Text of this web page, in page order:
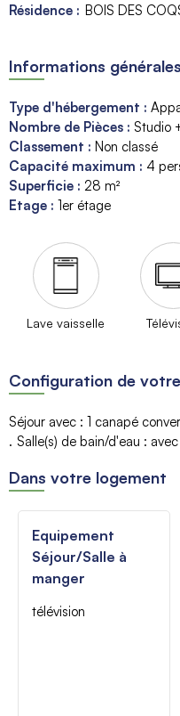
Résidence : BOIS DES
Informations générales
Type d'hébergement :
Nombre de Pièces : Studio
Classement : Non classé
Capacité maximum : 4
Superficie : 28 m²
Etage : 1er étage
Lave vaisselle
Configuration de
Séjour avec : 1 canapé
Salle(s) de bain/d'eau :
Dans votre logement
Equipement
Séjour/Salle à
manger
télévision